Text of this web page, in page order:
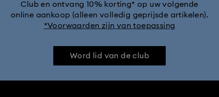
Club en ontvang 10% korting* op uw volgende
online aankoop (alleen volledig geprijsde artikelen).
*Voorwaarden zijn van toepassing
Word lid van de club